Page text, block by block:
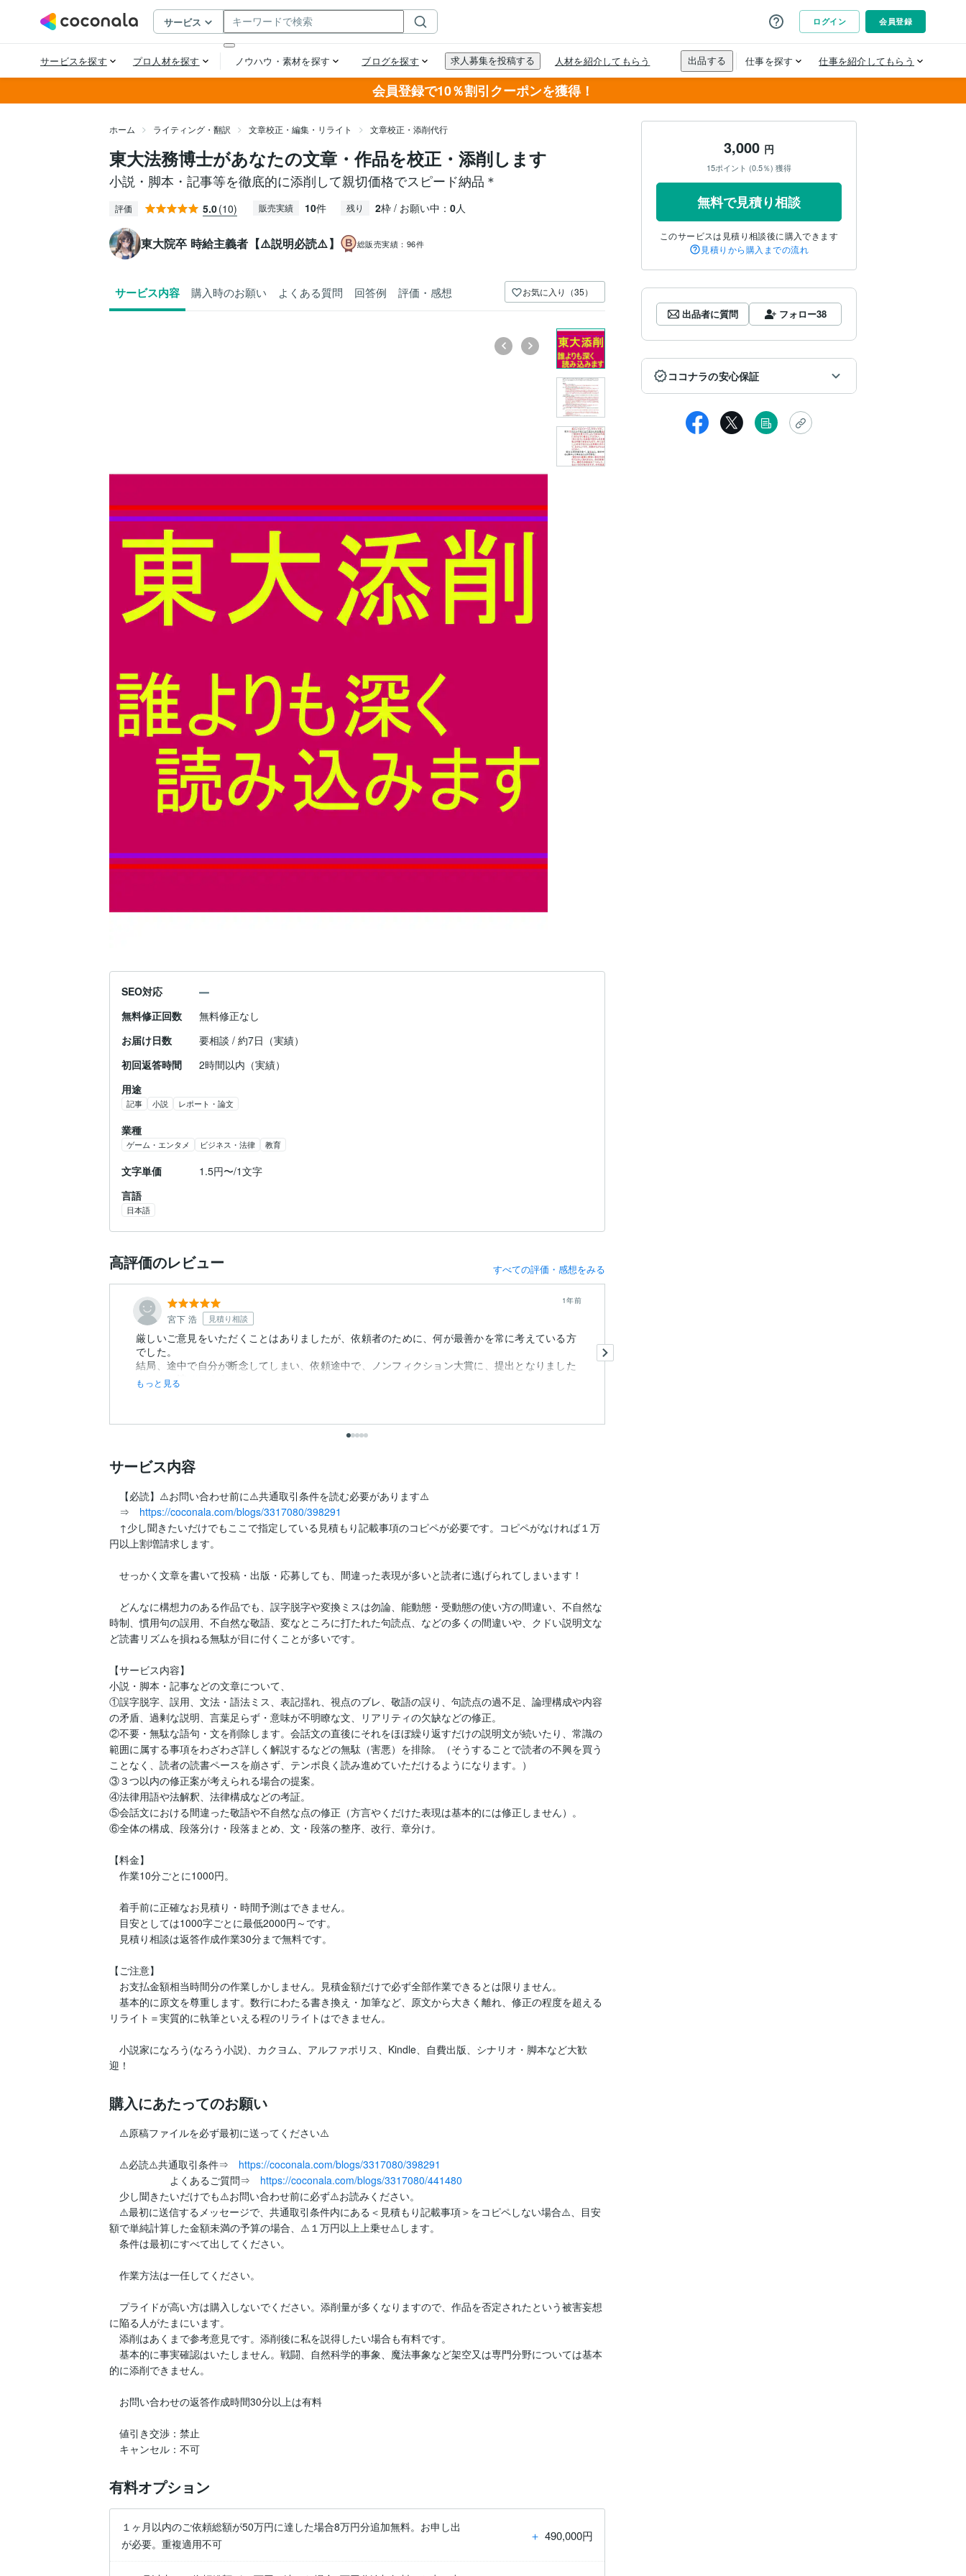
会員登録で10％割引クーポンを獲得！
ホーム ライティング・翻訳 文章校正・編集・リライト 文章校正・添削代行
東大法務博士があなたの文章・作品を校正・添削します
小説・脚本・記事等を徹底的に添削して親切価格でスピード納品＊
評価 5.0(10) 販売実績 10件 残り 2枠 / お願い中： 0人
東大院卒 時給主義者【⚠️説明必読⚠️】 総販売実績： 96件
サービス内容 購入時のお願い よくある質問 回答例 評価・感想 お気に入り（35）
SEO対応
無料修正回数
無料修正なし
お届け日数
要相談 / 約7日（実績）
初回返答時間
2時間以内（実績）
用途
記事 小説 レポート・論文
業種
ゲーム・エンタメ ビジネス・法律 教育
文字単価
1.5円〜/1文字
言語
日本語
高評価のレビュー すべての評価・感想をみる
宮下 浩 見積り相談
1年前
厳しいご意見をいただくことはありましたが、依頼者のために、何が最善かを常に考えている方
でした。
結局、途中で自分が断念してしまい、依頼途中で、ノンフィクション大賞に、提出となりました
ことをお詫びします。
おそらく、彼の言うとおりにしていれば、入選はできたかも...
もっと見る
サービス内容
【必読】⚠️お問い合わせ前に⚠️共通取引条件を読む必要があります⚠️
⇒ https://coconala.com/blogs/3317080/398291
↑少し聞きたいだけでもここで指定している見積もり記載事項のコピペが必要です。コピペがなければ１万
円以上割増請求します。
せっかく文章を書いて投稿・出版・応募しても、間違った表現が多いと読者に逃げられてしまいます！
どんなに構想力のある作品でも、誤字脱字や変換ミスは勿論、能動態・受動態の使い方の間違い、不自然な
時制、慣用句の誤用、不自然な敬語、変なところに打たれた句読点、などの多くの間違いや、クドい説明文な
ど読書リズムを損ねる無駄が目に付くことが多いです。
【サービス内容】
小説・脚本・記事などの文章について、
①誤字脱字、誤用、文法・語法ミス、表記揺れ、視点のブレ、敬語の誤り、句読点の過不足、論理構成や内容
の矛盾、過剰な説明、言葉足らず・意味が不明瞭な文、リアリティの欠缺などの修正。
②不要・無駄な語句・文を削除します。会話文の直後にそれをほぼ繰り返すだけの説明文が続いたり、常識の
範囲に属する事項をわざわざ詳しく解説するなどの無駄（害悪）を排除。（そうすることで読者の不興を買う
ことなく、読者の読書ペースを崩さず、テンポ良く読み進めていただけるようになります。）
③３つ以内の修正案が考えられる場合の提案。
④法律用語や法解釈、法律構成などの考証。
⑤会話文における間違った敬語や不自然な点の修正（方言やくだけた表現は基本的には修正しません）。
⑥全体の構成、段落分け・段落まとめ、文・段落の整序、改行、章分け。
【料金】
作業10分ごとに1000円。
着手前に正確なお見積り・時間予測はできません。
目安としては1000字ごとに最低2000円～です。
見積り相談は返答作成作業30分まで無料です。
【ご注意】
お支払金額相当時間分の作業しかしません。見積金額だけで必ず全部作業できるとは限りません。
基本的に原文を尊重します。数行にわたる書き換え・加筆など、原文から大きく離れ、修正の程度を超える
リライト＝実質的に執筆といえる程のリライトはできません。
小説家になろう(なろう小説)、カクヨム、アルファポリス、Kindle、自費出版、シナリオ・脚本など大歓
迎！
購入にあたってのお願い
⚠️原稿ファイルを必ず最初に送ってください⚠️
⚠️必読⚠️共通取引条件⇒ https://coconala.com/blogs/3317080/398291
よくあるご質問⇒ https://coconala.com/blogs/3317080/441480
少し聞きたいだけでも⚠️お問い合わせ前に必ず⚠️お読みください。
⚠️最初に送信するメッセージで、共通取引条件内にある＜見積もり記載事項＞をコピペしない場合⚠️、目安
額で単純計算した金額未満の予算の場合、⚠️１万円以上上乗せ⚠️します。
条件は最初にすべて出してください。
作業方法は一任してください。
プライドが高い方は購入しないでください。添削量が多くなりますので、作品を否定されたという被害妄想
に陥る人がたまにいます。
添削はあくまで参考意見です。添削後に私を説得したい場合も有料です。
基本的に事実確認はいたしません。戦闘、自然科学的事象、魔法事象など架空又は専門分野については基本
的に添削できません。
お問い合わせの返答作成時間30分以上は有料
値引き交渉：禁止
有料オプション
１ヶ月以内のご依頼総額が50万円に達した場合8万円分追加無料。お申し出
が必要。重複適用不可
＋ 490,000円
3,000 円
15ポイント (0.5％) 獲得
無料で見積り相談
このサービスは見積り相談後に購入できます
見積りから購入までの流れ
出品者に質問 フォロー38
ココナラの安心保証